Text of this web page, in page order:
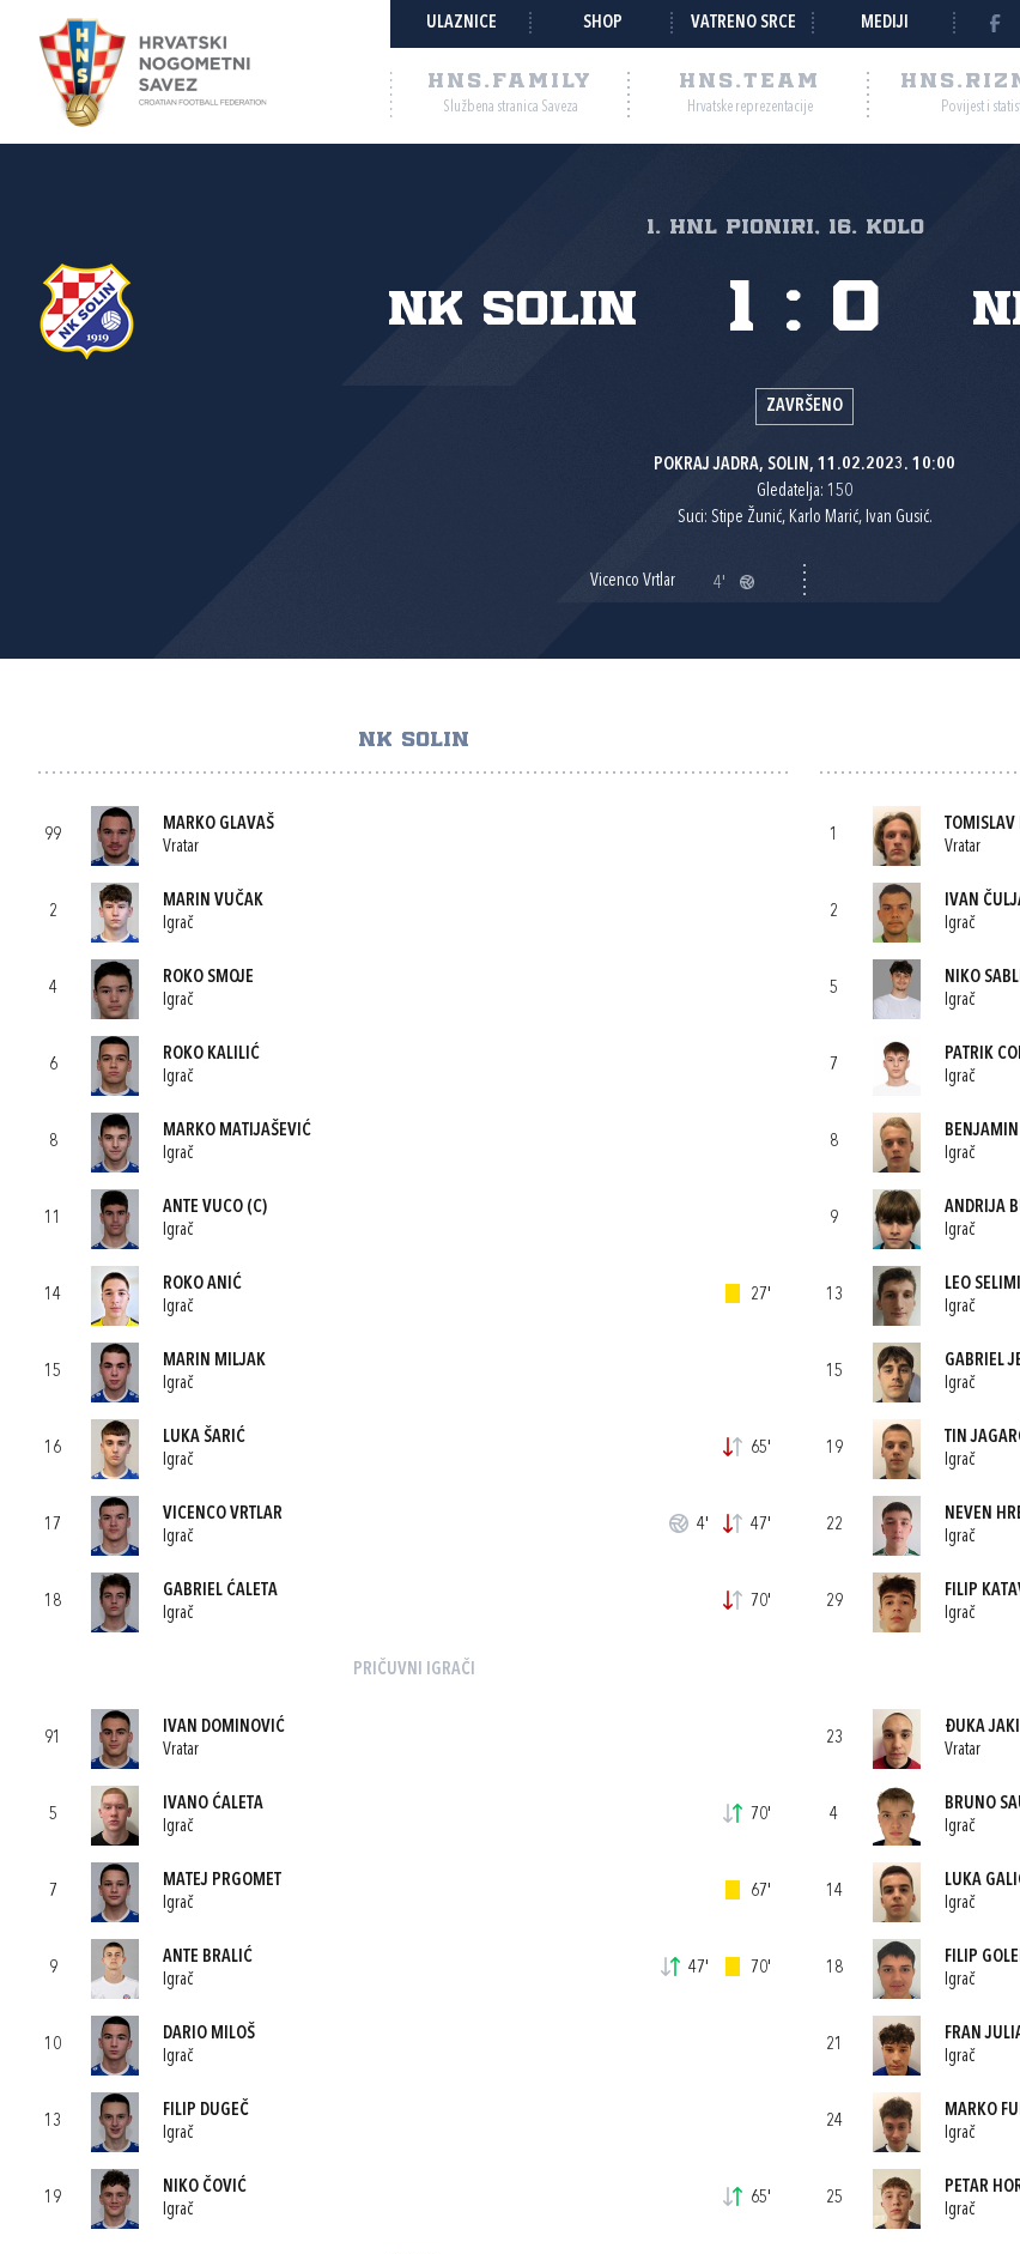
ULAZNICE SHOP VATRENO SRCE MEDIJI
HNS.FAMILY
Službena stranica Saveza
HNS.TEAM
Hrvatske reprezentacije Povijest i
1. HNL Pioniri, 16. kolo
NK Solin 1 : 0
ZAVRŠENO
POKRAJ JADRA, SOLIN, 11.02.2023. 10:00
Gledatelja: 150
Suci: Stipe Žunić, Karlo Marić, Ivan Gusić.
Vicenco Vrtlar 4'
NK SOLIN
99
MARKO GLAVAŠ
Vratar
2
MARIN VUČAK
Igrač
4
ROKO SMOJE
Igrač
6
ROKO KALILIĆ
Igrač
8
MARKO MATIJAŠEVIĆ
Igrač
11
ANTE VUCO (C)
Igrač
14
ROKO ANIĆ
Igrač
27'
15
MARIN MILJAK
Igrač
16
LUKA ŠARIĆ
Igrač
65'
17
VICENCO VRTLAR
Igrač
4' 47'
18
GABRIEL ĆALETA
Igrač
70'
PRIČUVNI IGRAČI
91
IVAN DOMINOVIĆ
Vratar
5
IVANO ĆALETA
Igrač
70'
7
MATEJ PRGOMET
Igrač
67'
9
ANTE BRALIĆ
Igrač
47' 70'
10
DARIO MILOŠ
Igrač
13
FILIP DUGEČ
Igrač
19
NIKO ČOVIĆ
Igrač
65'
1
TOMISLAV
Vratar
2
IVAN
Igrač
5
NIKO
Igrač
7
PATRIK
Igrač
8
Igrač
9
ANDRIJA
Igrač
13
LEO
Igrač
15
GABRIEL
Igrač
19
TIN
Igrač
22
NEVEN
Igrač
29
FILIP
Igrač
23
ĐUKA
Vratar
4
BRUNO
Igrač
14
LUKA
Igrač
18
FILIP
Igrač
21
FRAN
Igrač
24
MARKO
Igrač
25
PETAR
Igrač